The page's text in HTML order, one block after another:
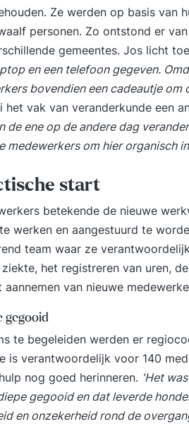
Ze werden op basis van
personen. Zo ontstond er
gemeentes. Jos licht
en een telefoon gegeven.
bovendien een cadeautje om
het vak van veranderkunde een
de ene op de andere dag
medewerkers om hier organisch
start
betekende de nieuwe
werken en aangestuurd te
team waar ze
het registreren van uren,
aannemen van nieuwe
gegooid
te begeleiden werden er
is verantwoordelijk voor 140
nog goed herinneren. 'Het
gegooid en dat leverde
en onzekerheid rond de